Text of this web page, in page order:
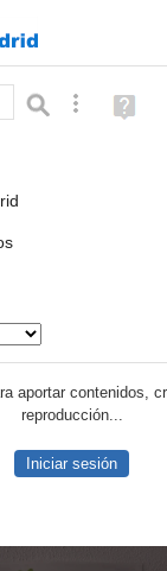
BúsquedaAyuda
(en
aportar contenidos,
reproducción...
Iniciar sesión